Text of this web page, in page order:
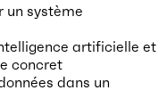
système
artificielle et
concret
dans un